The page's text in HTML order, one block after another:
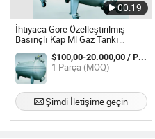
00:19
İhtiyaca Göre Özelleştirilmiş
Basınçlı Kap Ml Gaz Tankı
Depolama Tankları
$100,00-20.000,00 / Parça
1 Parça (MOQ)
Şimdi İletişime geçin